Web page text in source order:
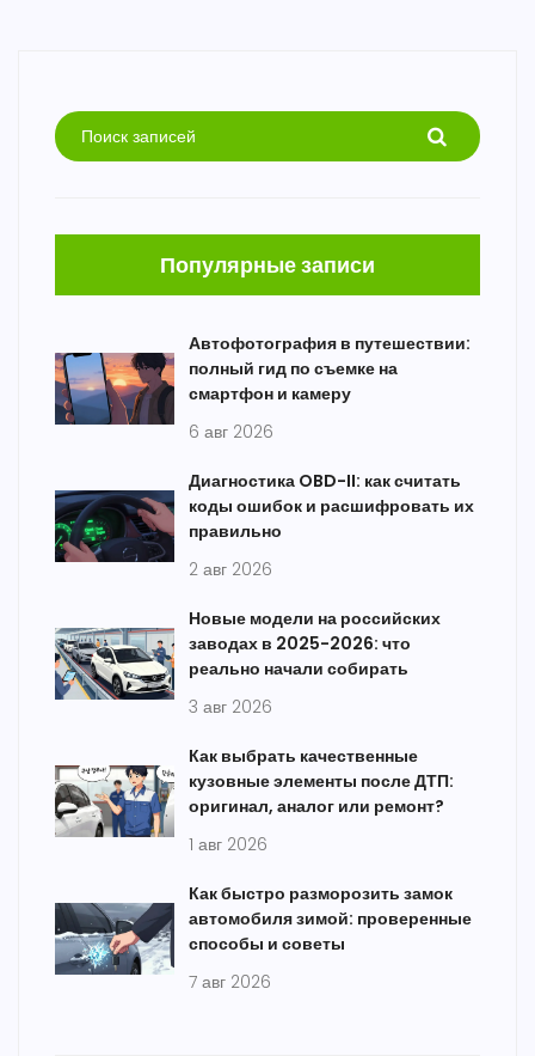
Популярные записи
Автофотография в путешествии:
полный гид по съемке на
смартфон и камеру
6 авг 2026
Диагностика OBD-II: как считать
коды ошибок и расшифровать их
правильно
2 авг 2026
Новые модели на российских
заводах в 2025-2026: что
реально начали собирать
3 авг 2026
Как выбрать качественные
кузовные элементы после ДТП:
оригинал, аналог или ремонт?
1 авг 2026
Как быстро разморозить замок
автомобиля зимой: проверенные
способы и советы
7 авг 2026